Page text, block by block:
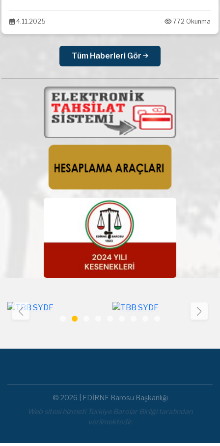
4.11.2025 772 Okunma
Tüm Haberleri Gör
© 2026 | EDİRNE Barosu Başkanlığı
Web sitesi hizmeti Türkiye Barolar Birliği tarafından
verilmektedir.